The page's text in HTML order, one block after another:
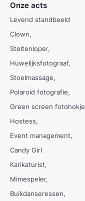
Onze acts
Levend standbeeld
Clown
Steltenloper
Huwelijksfotograaf
Stoelmassage
Polaroid fotografie
Green screen fotohokje
Hostess
Event management
Candy Girl
Karikaturist
Mimespeler
Buikdanseressen